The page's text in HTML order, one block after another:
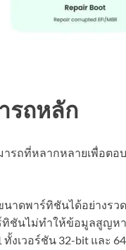
รถหลัก
ารถที่หลากหลายเพื่อตอ
าดพาร์ทิชันได้อย่างรวด
ทิชันไม่ทำให้ข้อมูลสูญห
ทั้งเวอร์ชัน 32-bit และ